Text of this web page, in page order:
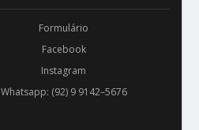
Formulário
Facebook
Instagram
Whatsapp: (92) 9 9142–5676